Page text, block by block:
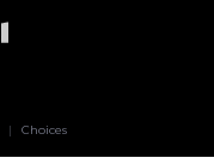
| Choices